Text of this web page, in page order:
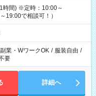
間) ※定時：10:00～
19:00で相談可！）
副業・WワークOK / 服装自由 /
要
詳細へ